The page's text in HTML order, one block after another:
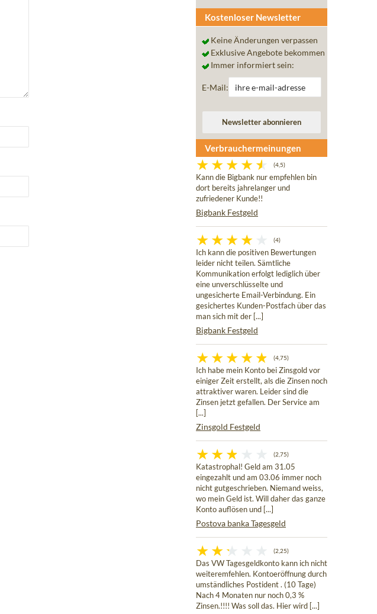
Kostenloser Newsletter
Keine Änderungen verpassen
Exklusive Angebote bekommen
Immer informiert sein:
E-Mail:
Verbrauchermeinungen
(4,5)
Kann die Bigbank nur empfehlen bin
dort bereits jahrelanger und
zufriedener Kunde!!
Bigbank Festgeld
(4)
Ich kann die positiven Bewertungen
leider nicht teilen. Sämtliche
Kommunikation erfolgt lediglich über
eine unverschlüsselte und
ungesicherte Email-Verbindung. Ein
gesichertes Kunden-Postfach über das
man sich mit der [...]
Bigbank Festgeld
(4,75)
Ich habe mein Konto bei Zinsgold vor
einiger Zeit erstellt, als die Zinsen noch
attraktiver waren. Leider sind die
Zinsen jetzt gefallen. Der Service am
[...]
Zinsgold Festgeld
(2,75)
Katastrophal! Geld am 31.05
eingezahlt und am 03.06 immer noch
nicht gutgeschrieben. Niemand weiss,
wo mein Geld ist. Will daher das ganze
Konto auflösen und [...]
Postova banka Tagesgeld
(2,25)
Das VW Tagesgeldkonto kann ich nicht
weiteremfehlen. Kontoeröffnung durch
umständliches Postident . (10 Tage)
Nach 4 Monaten nur noch 0,3 %
Zinsen.!!!! Was soll das. Hier wird [...]